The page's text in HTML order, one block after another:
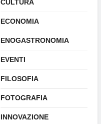
CULTURA
ECONOMIA
ENOGASTRONOMIA
EVENTI
FILOSOFIA
FOTOGRAFIA
INNOVAZIONE